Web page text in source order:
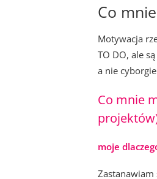
Co
Motywacja
TO DO, ale
a nie
Co mnie
moje
Zastanawiam